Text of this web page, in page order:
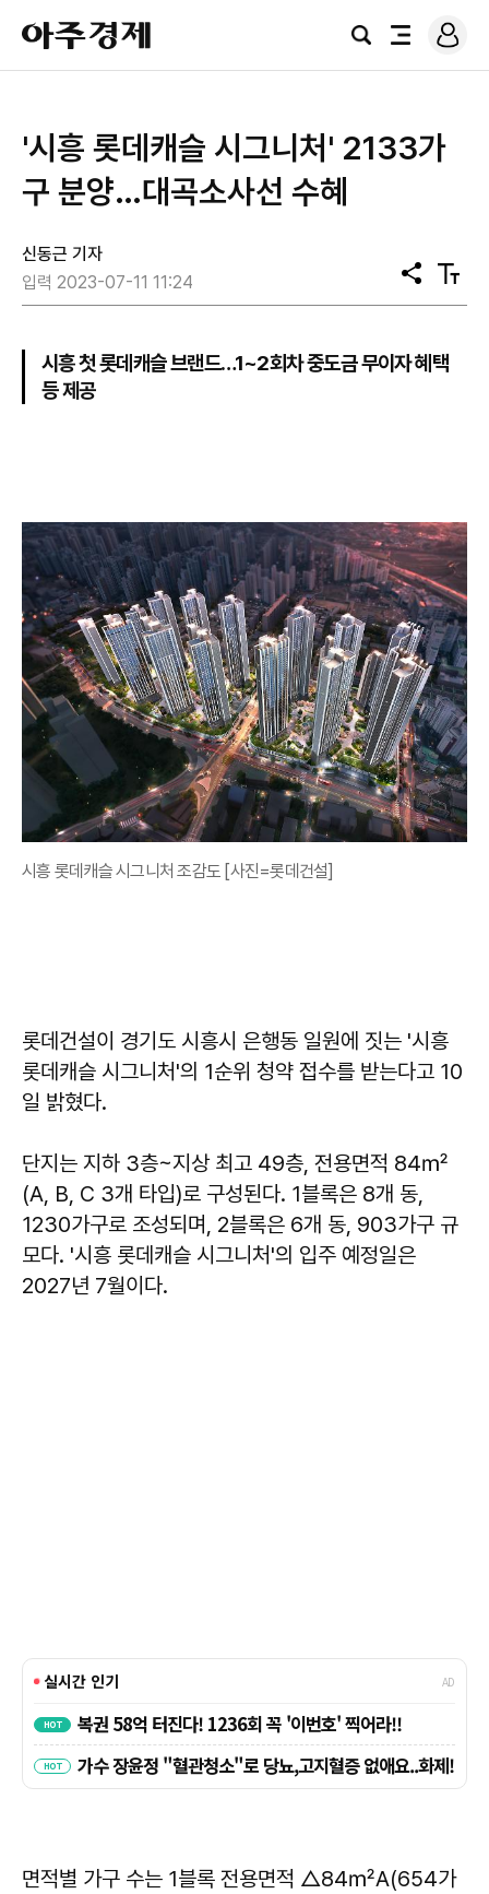
아
주
경
검
전
로
그
'시흥 롯데캐슬 시그니처' 2133가
구 분양…대곡소사선 수혜
신동근 기자
입력 2023-07-11 11:24
공
유
텍
스
기
시흥 첫 롯데캐슬 브랜드…1~2회차 중도금 무이자 혜택
등 제공
시흥 롯데캐슬 시그니처 조감도 [사진=롯데건설]
롯데건설이 경기도 시흥시 은행동 일원에 짓는 '시흥
롯데캐슬 시그니처'의 1순위 청약 접수를 받는다고 10
일 밝혔다.
단지는 지하 3층~지상 최고 49층, 전용면적 84㎡
(A, B, C 3개 타입)로 구성된다. 1블록은 8개 동,
1230가구로 조성되며, 2블록은 6개 동, 903가구 규
모다. '시흥 롯데캐슬 시그니처'의 입주 예정일은
2027년 7월이다.
면적별 가구 수는 1블록 전용면적 △84㎡A(654가